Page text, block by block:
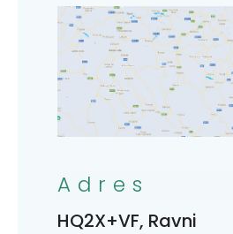
Adres
HQ2X+VF, Ravni